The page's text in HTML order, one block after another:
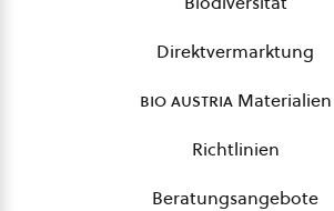
Direktvermarktung
bio austriaMaterialien
Richtlinien
Beratungsangebote